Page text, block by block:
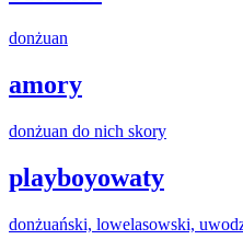
donżuan
amory
donżuan do nich skory
playboyowaty
donżuański, lowelasowski,